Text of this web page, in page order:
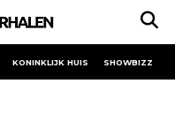
KONINKLIJK HUIS SHOWBIZZ